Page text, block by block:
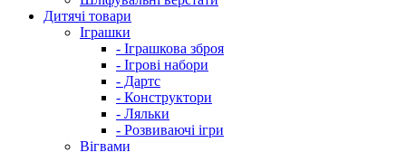
Дитячі товари
Іграшки
- Іграшкова зброя
- Ігрові набори
- Дартс
- Конструктори
- Ляльки
- Розвиваючі ігри
Вігвами